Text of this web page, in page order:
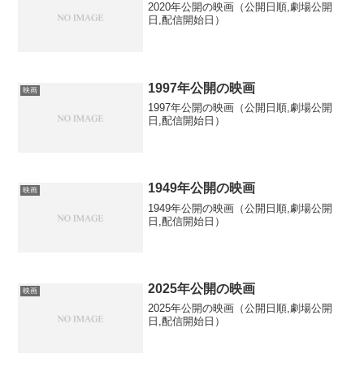
2020年公開の映画（公開日順,劇場公開
日,配信開始日）
映画 1997年公開の映画
1997年公開の映画（公開日順,劇場公開
日,配信開始日）
映画 1949年公開の映画
1949年公開の映画（公開日順,劇場公開
日,配信開始日）
映画 2025年公開の映画
2025年公開の映画（公開日順,劇場公開
日,配信開始日）